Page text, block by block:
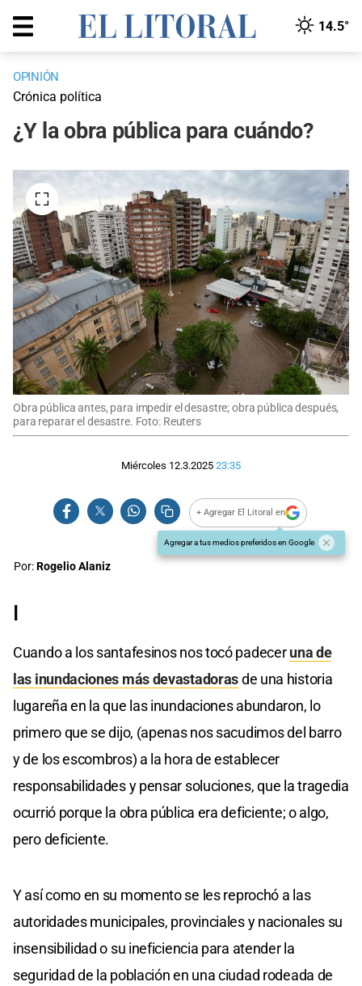
14.5°
OPINIÓN
Crónica política
¿Y la obra pública para cuándo?
Obra pública antes, para impedir el desastre; obra pública después,
para reparar el desastre. Foto: Reuters
Miércoles 12.3.2025 23:35
+ Agregar El Litoral en
Agregar a tus medios preferidos en Google
Por:Rogelio Alaniz
I
Cuando a los santafesinos nos tocó padeceruna de
las inundaciones más devastadorasde una historia
lugareña en la que las inundaciones abundaron, lo
primero que se dijo, (apenas nos sacudimos del barro
y de los escombros) a la hora de establecer
responsabilidades y pensar soluciones, que la tragedia
ocurrió porque la obra pública era deficiente; o algo,
pero deficiente.
Y así como en su momento se les reprochó a las
autoridades municipales, provinciales y nacionales su
insensibilidad o su ineficiencia para atender la
seguridad de la población en una ciudad rodeada de